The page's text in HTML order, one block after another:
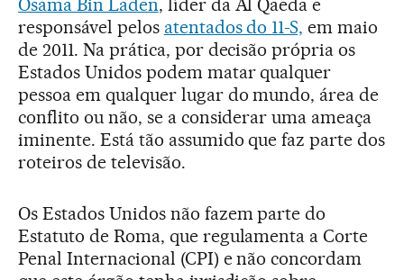
Osama Bin Laden, líder da Al Qaeda e
responsável pelos atentados do 11-S, em maio
de 2011. Na prática, por decisão própria os
Estados Unidos podem matar qualquer
pessoa em qualquer lugar do mundo, área de
conflito ou não, se a considerar uma ameaça
iminente. Está tão assumido que faz parte dos
roteiros de televisão.
Os Estados Unidos não fazem parte do
Estatuto de Roma, que regulamenta a Corte
Penal Internacional (CPI) e não concordam